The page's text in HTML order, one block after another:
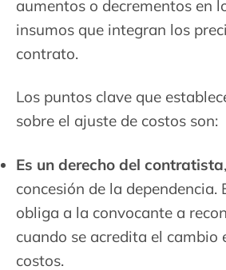
aumentos o decrementos en
insumos que integran los
contrato.
Los puntos clave que
sobre el ajuste de costos son:
Es un derecho del contratista
concesión de la dependencia.
obliga a la convocante a
cuando se acredita el cambio
costos.